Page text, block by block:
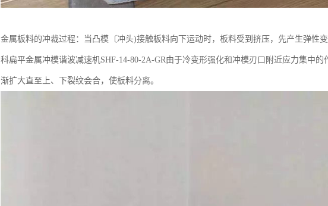
金属板料的冲裁过程：当凸模〔冲头)接触板料向下运动时，板料受到挤压，先产生弹性
科扁平金属冲模谐波减速机SHF-14-80-2A-GR由于冷变形强化和冲模刃口附近应力集中
渐扩大直至上、下裂纹会合，使板料分离。